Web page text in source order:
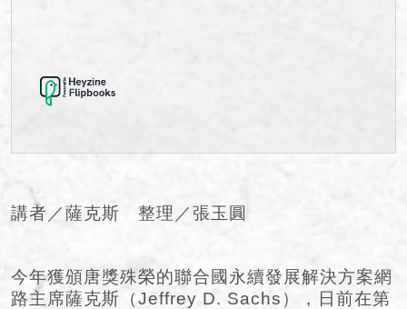
講者／薩克斯 整理／張玉圓
今年獲頒唐獎殊榮的聯合國永續發展解決方案網
路主席薩克斯（Jeffrey D. Sachs），日前在第